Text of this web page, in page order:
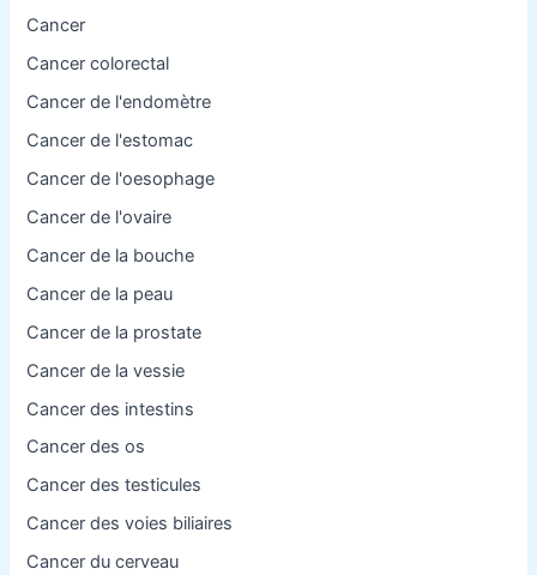
Cancer
Cancer colorectal
Cancer de l'endomètre
Cancer de l'estomac
Cancer de l'oesophage
Cancer de l'ovaire
Cancer de la bouche
Cancer de la peau
Cancer de la prostate
Cancer de la vessie
Cancer des intestins
Cancer des os
Cancer des testicules
Cancer des voies biliaires
Cancer du cerveau